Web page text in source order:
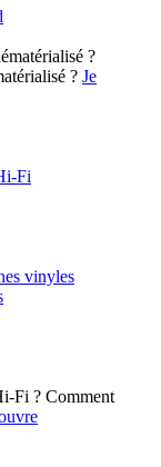
? Je
Fi
vinyles
Comment